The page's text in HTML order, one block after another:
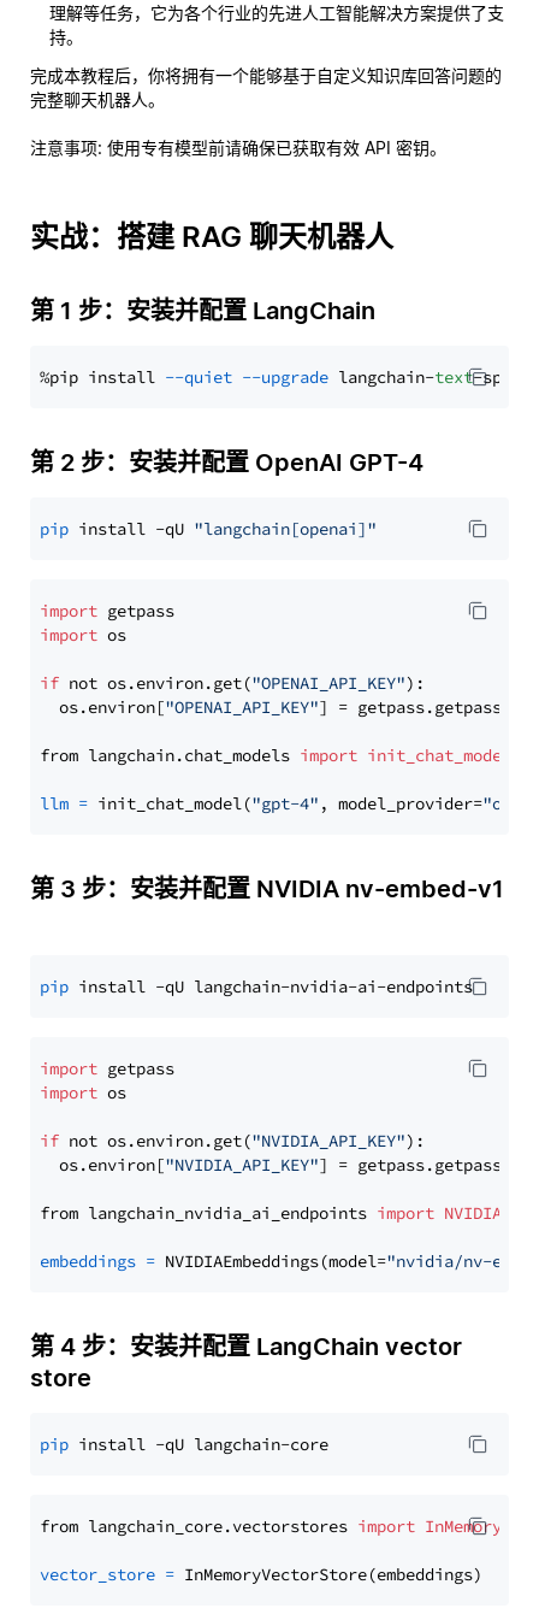
理解等任务，它为各个行业的先进人工智能解决方案提供了支
持。
完成本教程后，你将拥有一个能够基于自定义知识库回答问题的
完整聊天机器人。
注意事项: 使用专有模型前请确保已获取有效 API 密钥。
实战：搭建 RAG 聊天机器人
第 1 步：安装并配置 LangChain
%pip install --quiet --upgrade langchain-text
第 2 步：安装并配置 OpenAI GPT-4
pip install -qU "langchain[openai]"
import
import os
if not os.environ.get("OPENAI_API_KEY"):
  os.environ[
"OPENAI_API_KEY"] = getpass.getpass(
from langchain.chat_models import init_chat_model
llm = init_chat_model("gpt-4" , model_provider=
第 3 步：安装并配置 NVIDIA nv-embed-v1
pip
import
import os
if not os.environ.get("NVIDIA_API_KEY"):
  os.environ[
"NVIDIA_API_KEY"] = getpass.getpass(
from langchain_nvidia_ai_endpoints import
embeddings = NVIDIAEmbeddings(model="nvidia/nv-
第 4 步：安装并配置 LangChain vector
store
pip
from langchain_core.vectorstores import
vector_store =